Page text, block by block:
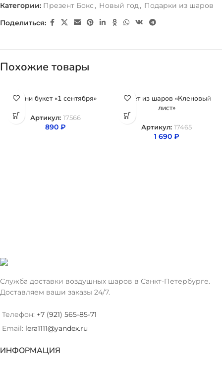
Категории: Презент Бокс , Новый год, Подарки из шаров
Поделиться:
Похожие товары
Мини букет «1 сентября»
Артикул: 17566
890 ₽
Букет из шаров «Кленовый
лист»
Артикул: 17465
1 690 ₽
Служба доставки воздушных шаров в Санкт-Петербурге.
Доставляем ваши заказы 24/7.
Телефон: +7 (921) 565-85-71
Email: lera1111@yandex.ru
ИНФОРМАЦИЯ